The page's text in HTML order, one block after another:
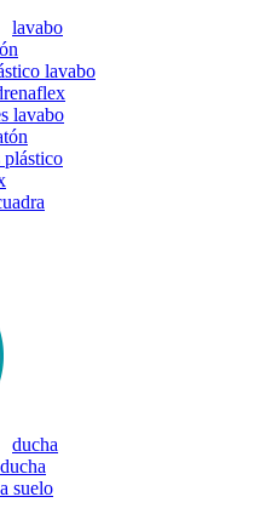
lavabo
lavabo
lavabo
plástico
ducha
suelo